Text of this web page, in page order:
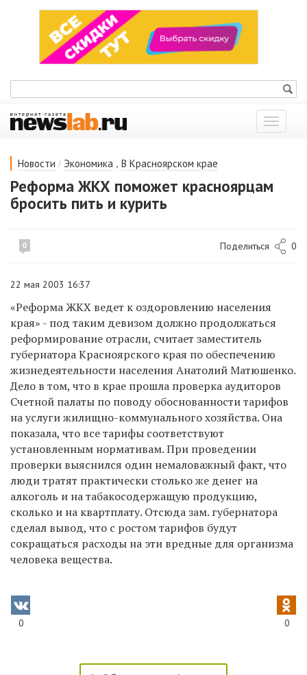
Показать
меню
Новости / Экономика , В Красноярском крае
Реформа ЖКХ поможет красноярцам
бросить пить и курить
0 Поделиться 0
22 мая 2003 16:37
«Реформа ЖКХ ведет к оздоровлению населения
края» - под таким девизом должно продолжаться
реформирование отрасли, считает заместитель
губернатора Красноярского края по обеспечению
жизнедеятельности населения Анатолий Матюшенко.
Дело в том, что в крае прошла проверка аудиторов
Счетной палаты по поводу обоснованности тарифов
на услуги жилищно-коммунального хозяйства. Она
показала, что все тарифы соответствуют
установленным нормативам. При проведении
проверки выяснился один немаловажный факт, что
люди тратят практически столько же денег на
алкоголь и на табакосодержащую продукцию,
сколько и на квартплату. Отсюда зам. губернатора
сделал вывод, что с ростом тарифов будут
сокращаться расходы на эти вредные для организма
человека вещества.
0 0